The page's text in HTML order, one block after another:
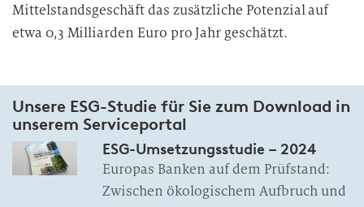
Mittelstandsgeschäft das zusätzliche Potenzial auf
etwa 0,3 Milliarden Euro pro Jahr geschätzt.
Unsere ESG-Studie für Sie zum Download in
unserem Serviceportal
ESG-Umsetzungsstudie – 2024
Europas Banken auf dem Prüfstand:
Zwischen ökologischem Aufbruch und